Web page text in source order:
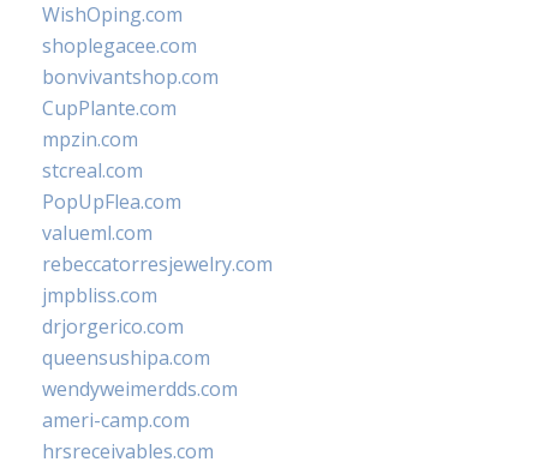
WishOping.com
shoplegacee.com
bonvivantshop.com
CupPlante.com
mpzin.com
stcreal.com
PopUpFlea.com
valueml.com
rebeccatorresjewelry.com
jmpbliss.com
drjorgerico.com
queensushipa.com
wendyweimerdds.com
ameri-camp.com
hrsreceivables.com